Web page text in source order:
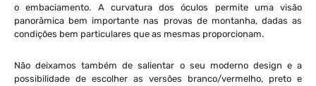
o embaciamento. A curvatura dos óculos permite uma visão
panorâmica bem importante nas provas de montanha, dadas as
condições bem particulares que as mesmas proporcionam.
Não deixamos também de salientar o seu moderno design e a
possibilidade de escolher as versões branco/vermelho, preto e